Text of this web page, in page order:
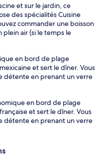
et sur le jardin, ce
des spécialités Cuisine
commander une boisson
air (si le temps le
en bord de plage
et sert le dîner. Vous
détente en prenant un verre
en bord de plage
et sert le dîner. Vous
détente en prenant un verre